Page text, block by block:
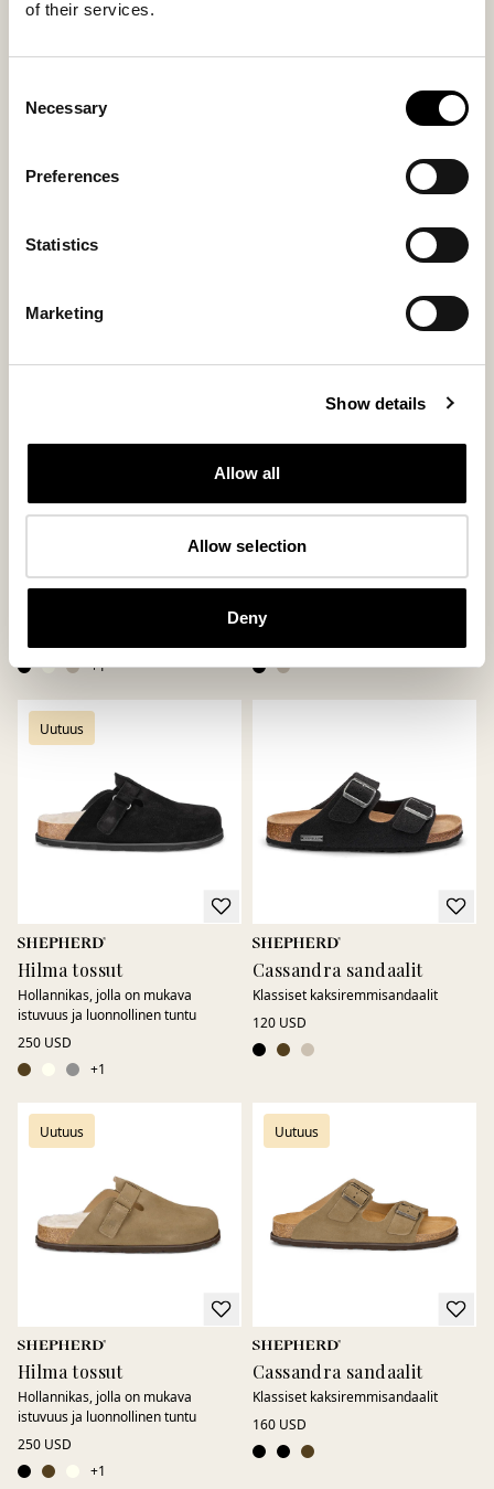
of their services.
Selection
Necessary
Preferences
Statistics
Marketing
Show details
Allow all
Allow selection
Deny
Bilbao-sandaalit
185 USD
Ajaton mokkasiini hillityillä
Moderni hollannikas, jossa on tyyliä
+1
Ajaton mokkasiini hillityillä
yksityiskohdilla
Uutuus
Hilma tossut
Hollannikas, jolla on mukava
istuvuus ja luonnollinen tuntu
250 USD
+1
Cassandra sandaalit
Klassiset kaksiremmi­sandaalit
120 USD
Uutuus
Hilma tossut
Hollannikas, jolla on mukava
istuvuus ja luonnollinen tuntu
250 USD
+1
Uutuus
Cassandra sandaalit
Klassiset kaksiremmi­sandaalit
160 USD